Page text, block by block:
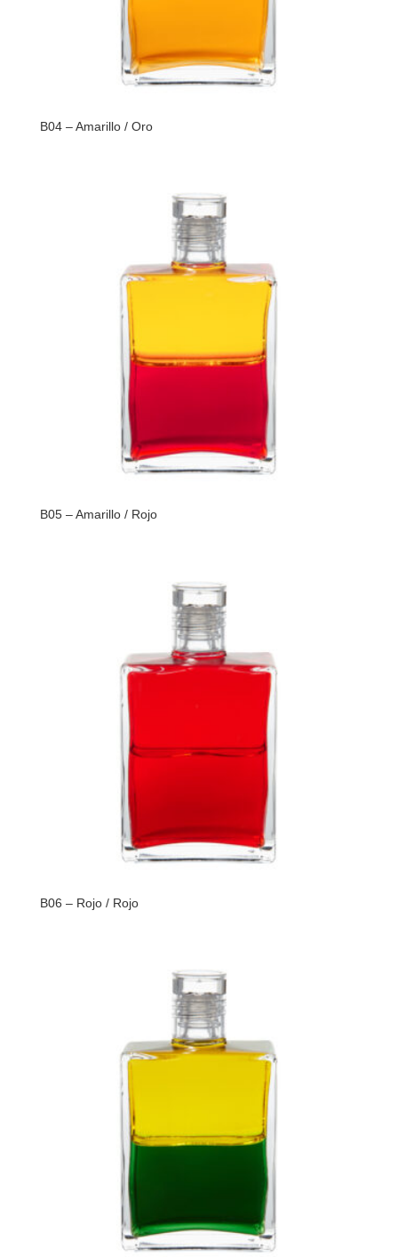
B04 – Amarillo / Oro
B05 – Amarillo / Rojo
B06 – Rojo / Rojo